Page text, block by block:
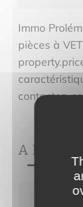
Immo
pièces à
contactez-
A